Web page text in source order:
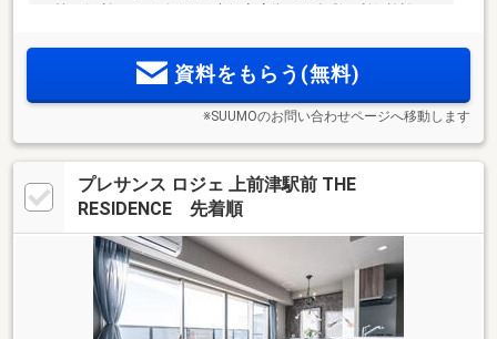
資料をもらう(無料)
※SUUMOのお問い合わせページへ移動します
プレサンス ロジェ 上前津駅前 THE
RESIDENCE 先着順